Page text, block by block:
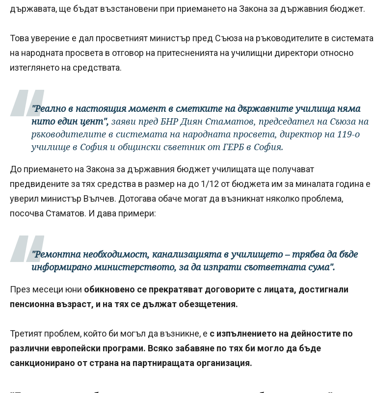
държавата, ще бъдат възстановени при приемането на Закона за държавния бюджет.
Това уверение е дал просветният министър пред Съюза на ръководителите в системата
на народната просвета в отговор на притесненията на училищни директори относно
изтеглянето на средствата.
"Реално в настоящия момент в сметките на държавните училища няма
нито един цент", заяви пред БНР Диян Стаматов, председател на Съюза на
ръководителите в системата на народната просвета, директор на 119-о
училище в София и общински съветник от ГЕРБ в София.
До приемането на Закона за държавния бюджет училищата ще получават
предвидените за тях средства в размер на до 1/12 от бюджета им за миналата година е
уверил министър Вълчев. Дотогава обаче могат да възникнат няколко проблема,
посочва Стаматов. И дава примери:
"Ремонтна необходимост, канализацията в училището – трябва да бъде
информирано министерството, за да изпрати съответната сума".
През месеци юни обикновено се прекратяват договорите с лицата, достигнали
пенсионна възраст, и на тях се дължат обезщетения.
Третият проблем, който би могъл да възникне, е с изпълнението на дейностите по
различни европейски програми. Всяко забавяне по тях би могло да бъде
санкционирано от страна на партниращата организация.